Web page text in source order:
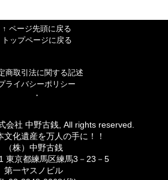
↑ ページ先頭に戻る
トップページに戻る
商取引法に関する記述
ライバシーポリシー
・
社 中野古銭, All rights reserved.
文化遺産を万人の手に！！
（株）中野古銭
東京都練馬区練馬3－23－5
第一ヤスノビル